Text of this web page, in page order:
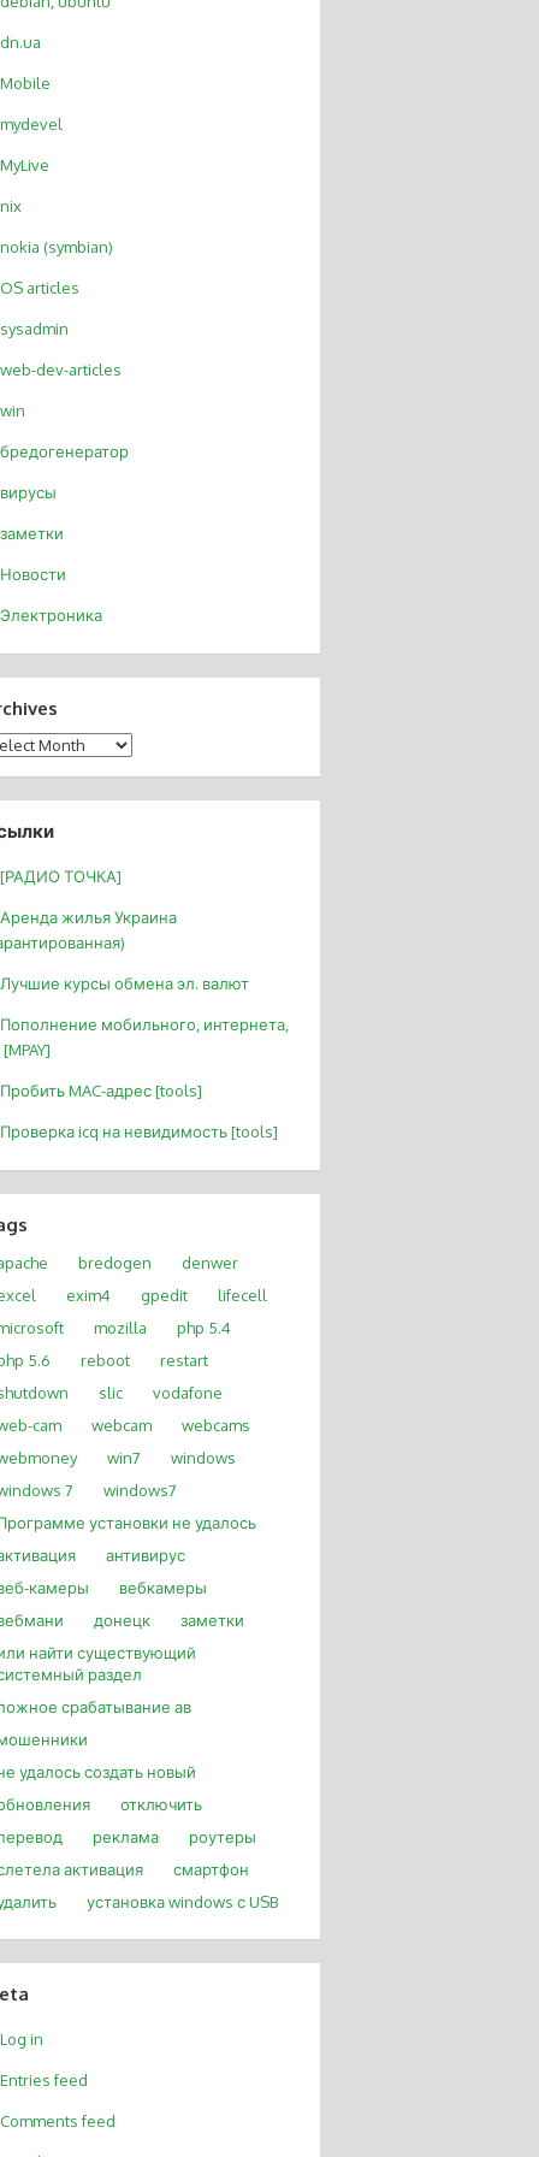
dn.ua
Mobile
mydevel
MyLive
nix
nokia (symbian)
OS articles
sysadmin
web-dev-articles
win
бредогенератор
вирусы
заметки
Новости
Электроника
[РАДИО ТОЧКА]
Аренда жилья Украина
Лучшие курсы обмена эл. валют
Пополнение мобильного, интернета,
Пробить MAC-адрес [tools]
Проверка icq на невидимость [tools]
bredogen
denwer
exim4 gpedit
lifecell
mozilla
php 5.4
5.6
reboot
restart
slic
vodafone
cam
webcam
webcams
win7
windows
7
windows7
установки не удалось
антивирус
камеры
вебкамеры
донецк
заметки
найти существующий
раздел
срабатывание ав
удалось создать новый
отключить
реклама
роутеры
активация
смартфон
установка windows с USB
Log in
Entries feed
Comments feed